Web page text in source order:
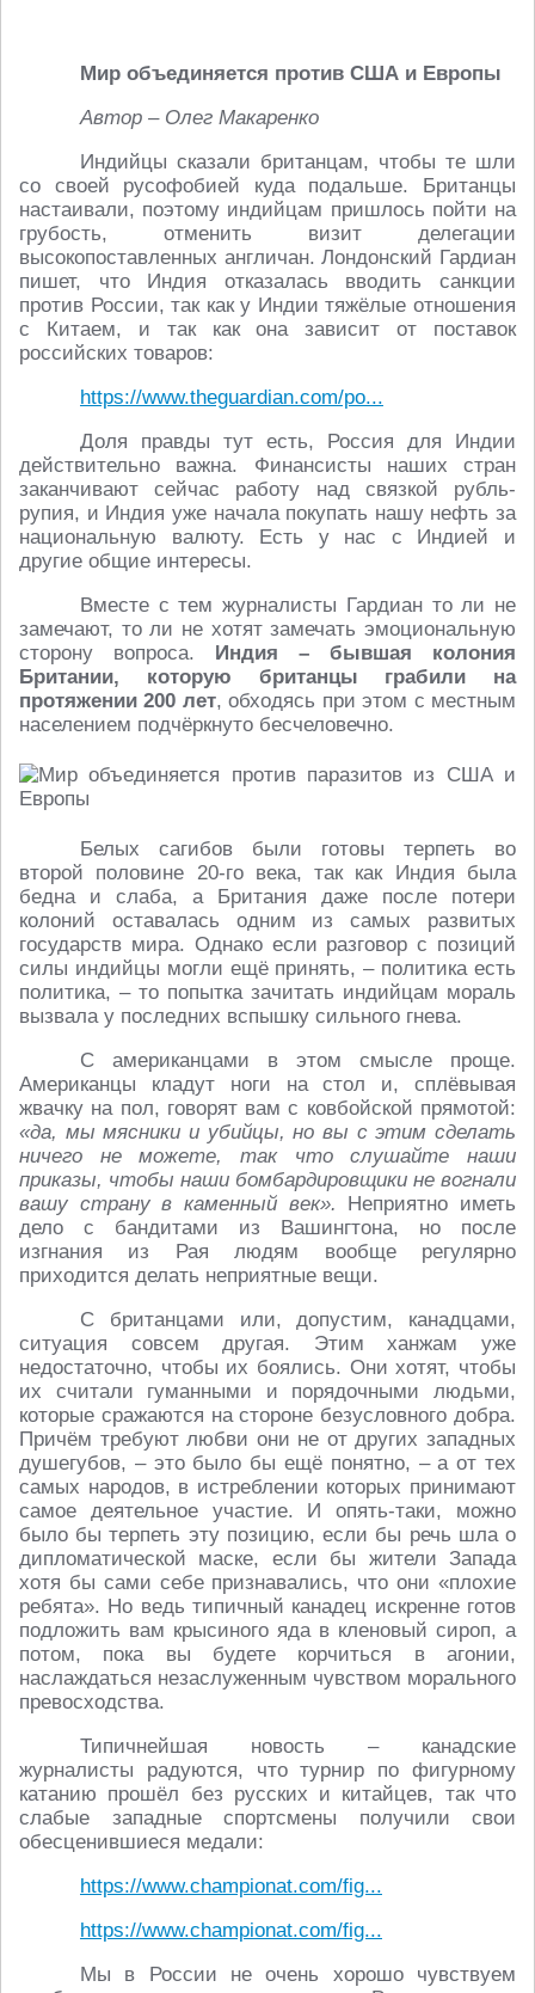
Мир объединяется против США и Европы
Автор – Олег Макаренко
Индийцы сказали британцам, чтобы те шли
со своей русофобией куда подальше. Британцы
настаивали, поэтому индийцам пришлось пойти на
грубость, отменить визит делегации
высокопоставленных англичан. Лондонский Гардиан
пишет, что Индия отказалась вводить санкции
против России, так как у Индии тяжёлые отношения
с Китаем, и так как она зависит от поставок
российских товаров:
https://www.theguardian.com/po...
Доля правды тут есть, Россия для Индии
действительно важна. Финансисты наших стран
заканчивают сейчас работу над связкой рубль-
рупия, и Индия уже начала покупать нашу нефть за
национальную валюту. Есть у нас с Индией и
другие общие интересы.
Вместе с тем журналисты Гардиан то ли не
замечают, то ли не хотят замечать эмоциональную
сторону вопроса. Индия – бывшая колония
Британии, которую британцы грабили на
протяжении 200 лет, обходясь при этом с местным
населением подчёркнуто бесчеловечно.
Белых сагибов были готовы терпеть во
второй половине 20-го века, так как Индия была
бедна и слаба, а Британия даже после потери
колоний оставалась одним из самых развитых
государств мира. Однако если разговор с позиций
силы индийцы могли ещё принять, – политика есть
политика, – то попытка зачитать индийцам мораль
вызвала у последних вспышку сильного гнева.
С американцами в этом смысле проще.
Американцы кладут ноги на стол и, сплёвывая
жвачку на пол, говорят вам с ковбойской прямотой:
«да, мы мясники и убийцы, но вы с этим сделать
ничего не можете, так что слушайте наши
приказы, чтобы наши бомбардировщики не вогнали
вашу страну в каменный век». Неприятно иметь
дело с бандитами из Вашингтона, но после
изгнания из Рая людям вообще регулярно
приходится делать неприятные вещи.
С британцами или, допустим, канадцами,
ситуация совсем другая. Этим ханжам уже
недостаточно, чтобы их боялись. Они хотят, чтобы
их считали гуманными и порядочными людьми,
которые сражаются на стороне безусловного добра.
Причём требуют любви они не от других западных
душегубов, – это было бы ещё понятно, – а от тех
самых народов, в истреблении которых принимают
самое деятельное участие. И опять-таки, можно
было бы терпеть эту позицию, если бы речь шла о
дипломатической маске, если бы жители Запада
хотя бы сами себе признавались, что они «плохие
ребята». Но ведь типичный канадец искренне готов
подложить вам крысиного яда в кленовый сироп, а
потом, пока вы будете корчиться в агонии,
наслаждаться незаслуженным чувством морального
превосходства.
Типичнейшая новость – канадские
журналисты радуются, что турнир по фигурному
катанию прошёл без русских и китайцев, так что
слабые западные спортсмены получили свои
обесценившиеся медали:
https://www.championat.com/fig...
https://www.championat.com/fig...
Мы в России не очень хорошо чувствуем